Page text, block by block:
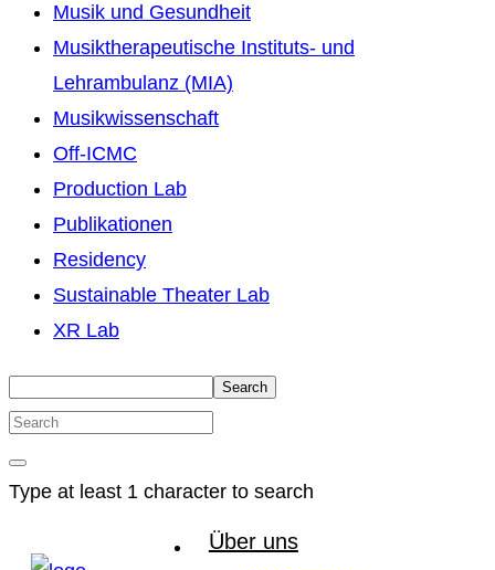
Musik und Gesundheit
Musiktherapeutische Instituts- und
Lehrambulanz (MIA)
Musikwissenschaft
Off-ICMC
Production Lab
Publikationen
Residency
Sustainable Theater Lab
XR Lab
Search
Type at least 1 character to search
Über uns